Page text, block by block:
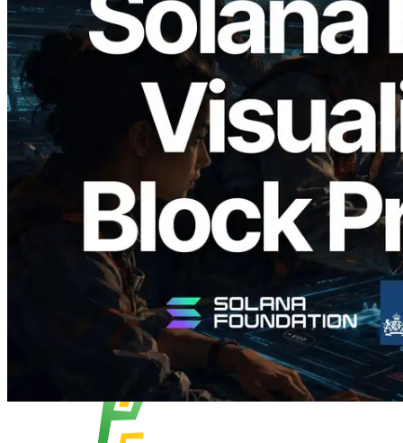
2026.05.24
Validators Solutions veröffentlicht Solana
Block Analyzer – Visualisierung der
Blockproduktionszeit pro Slot und der
zugewiesenen Validatoren
Lesen Sie diesen Artikel